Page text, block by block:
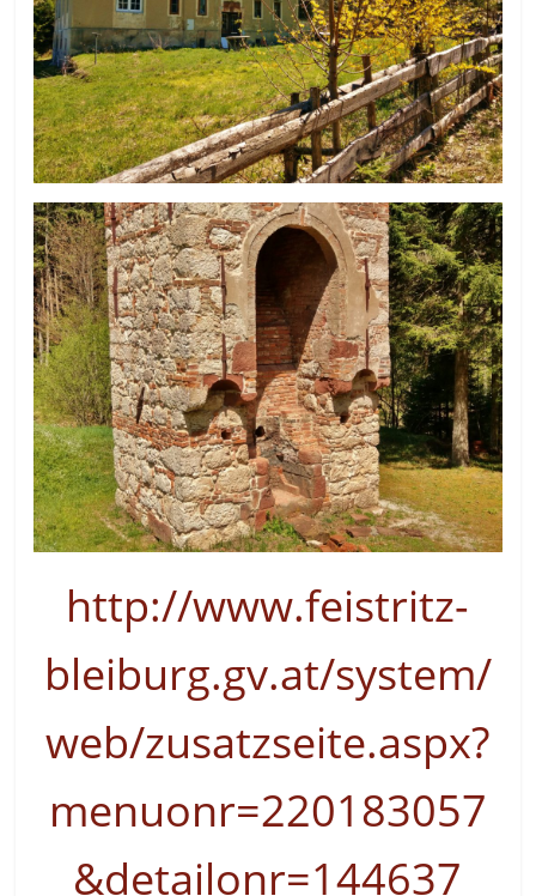
http://www.feistritz-
bleiburg.gv.at/system/
web/zusatzseite.aspx?
menuonr=220183057
&detailonr=144637